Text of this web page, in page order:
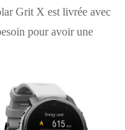
Grit X est livrée avec
pour avoir une